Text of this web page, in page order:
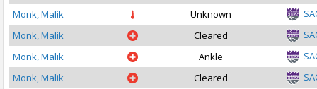
Monk, Malik
Unknown
Monk, Malik
Cleared
Monk, Malik
Ankle
Monk, Malik
Cleared